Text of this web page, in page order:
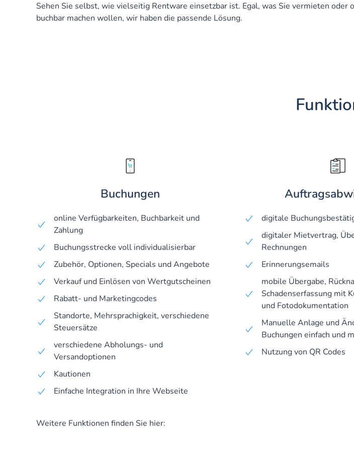
Sehen Sie selbst, wie vielseitig Rentware einsetzbar ist. Egal, was Sie vermieten oder
buchbar machen wollen, wir haben die passende Lösung.
Buchungen
online Verfügbarkeiten, Buchbarkeit und
Zahlung
Buchungsstrecke voll individualisierbar
Zubehör, Optionen, Specials und Angebote
Verkauf und Einlösen von Wertgutscheinen
Rabatt- und Marketingcodes
Standorte, Mehrsprachigkeit, verschiedene
Steuersätze
verschiedene Abholungs- und
Versandoptionen
Kautionen
Einfache Integration in Ihre Webseite
digitale
digitaler Mietvertrag,
Rechnungen
Erinnerungsemails
mobile Übergabe,
Schadenserfassung mit
und Fotodokumentation
Manuelle Anlage und
Buchungen einfach und
Nutzung von QR Codes
Weitere Funktionen finden Sie hier: